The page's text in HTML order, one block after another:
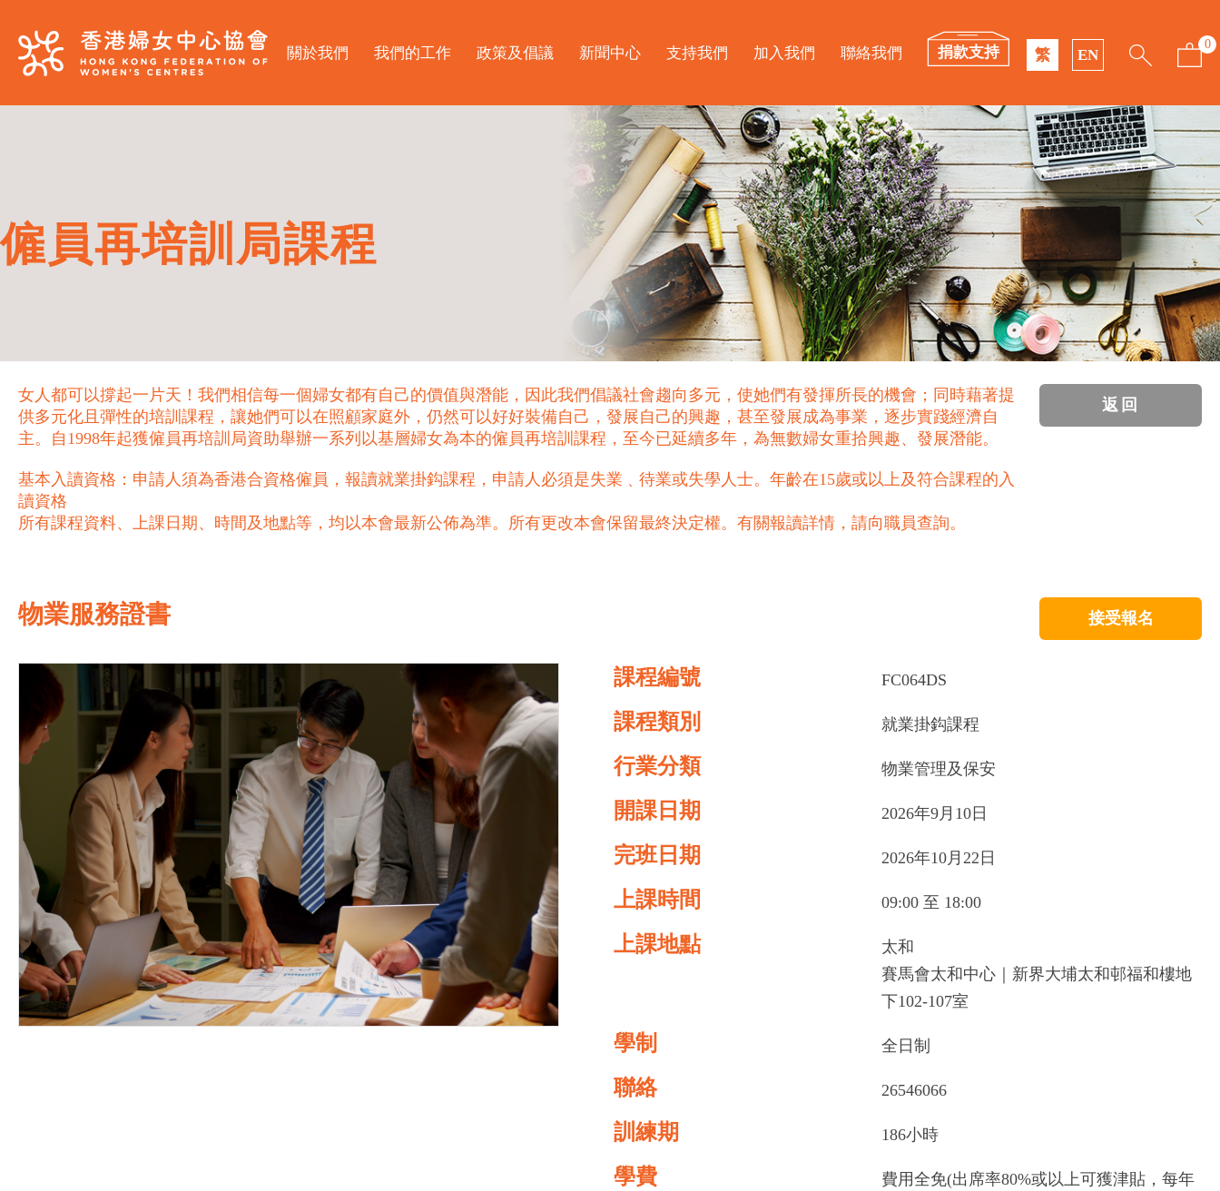
關於我們 我們的工作 政策及倡議 新聞中心 支持我們 加入我們 聯絡我們 捐款支持 繁 EN
0
僱員再培訓局課程
女人都可以撐起一片天！我們相信每一個婦女都有自己的價值與潛能，因此我們倡議社會趨向多元，使她們有發揮所長的機會；同時藉著提
供多元化且彈性的培訓課程，讓她們可以在照顧家庭外，仍然可以好好裝備自己，發展自己的興趣，甚至發展成為事業，逐步實踐經濟自
主。自1998年起獲僱員再培訓局資助舉辦一系列以基層婦女為本的僱員再培訓課程，至今已延續多年，為無數婦女重拾興趣、發展潛能。
基本入讀資格：申請人須為香港合資格僱員，報讀就業掛鈎課程，申請人必須是失業﹑待業或失學人士。年齡在15歲或以上及符合課程的入
讀資格
所有課程資料、上課日期、時間及地點等，均以本會最新公佈為準。所有更改本會保留最終決定權。有關報讀詳情，請向職員查詢。
返回
物業服務證書 接受報名
課程編號 FC064DS
課程類別 就業掛鈎課程
行業分類 物業管理及保安
開課日期 2026年9月10日
完班日期 2026年10月22日
上課時間 09:00 至 18:00
上課地點
太和
賽馬會太和中心｜新界大埔太和邨福和樓地
下102-107室
學制 全日制
聯絡 26546066
訓練期 186小時
學費
費用全免(出席率80%或以上可獲津貼，每年